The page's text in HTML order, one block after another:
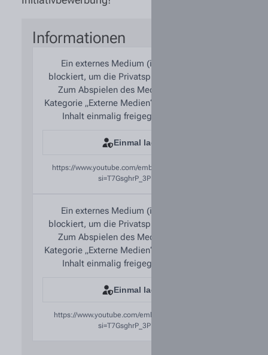
Informationen
Ein externes Medium (iFrame) wurde
blockiert, um die Privatsphäre zu schützen.
Zum Abspielen des Mediums kann die
Kategorie „Externe Medien“ aktiviert oder der
Inhalt einmalig freigegeben werden.
Einmal laden
https://www.youtube.com/embed/DMSzOpGEeFs?
si=T7GsghrP_3PNSIYP
Ein externes Medium (iFrame) wurde
blockiert, um die Privatsphäre zu schützen.
Zum Abspielen des Mediums kann die
Kategorie „Externe Medien“ aktiviert oder der
Inhalt einmalig freigegeben werden.
Einmal laden
https://www.youtube.com/embed/rUctXVMzShw?
si=T7GsghrP_3PNSIYP